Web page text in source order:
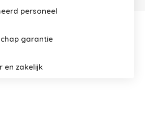
personeel
garantie
en zakelijk